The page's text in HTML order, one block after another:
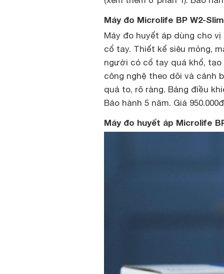
Máy đo Microlife BP W2-
Máy đo huyết áp dùng cho
cổ tay. Thiết kế siêu mỏng,
người có cổ tay quá khổ, tạo
công nghệ theo dõi và cảnh
quả to, rõ ràng. Bảng điều
Bảo hành 5 năm. Giá 950.000đ
Máy đo huyết áp Microlife